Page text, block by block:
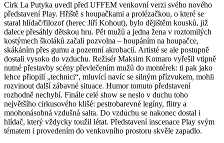
Cirk La Putyka uvedl před UFFEM venkovní verzi svého nového
představení Play. Hřiště s houpačkami a prolézačkou, o které se
staral hlídač/filozof (herec Jiří Kohout), bylo dějištěm kousků, již
dalece přesáhly dětskou hru. Pět mužů a jedna žena v roztomilých
kostýmech školáků začali pozvolna – houpáním na houpačce,
skákáním přes gumu a pozemní akrobacií. Artisté se ale postupně
dostali vysoko do vzduchu. Režisér Maksim Komaro vyřešil vtipně
nutné přestavby scény převlečením mužů do montérek: ti pak jako
lehce přiopilí „technici“, mluvící navíc se silným přízvukem, mohli
rozvinout další zábavné situace. Humor tomuto představení
rozhodně nechybí. Finále celé show se neslo v duchu toho
největšího cirkusového klišé: pestrobarevné legíny, flitry a
mnohonásobná vzdušná salta. Do vzduchu se nakonec dostal i
hlídač, který vždycky toužil létat. Představení inscenace Play svým
tématem i provedením do venkovního prostoru skvěle zapadlo.